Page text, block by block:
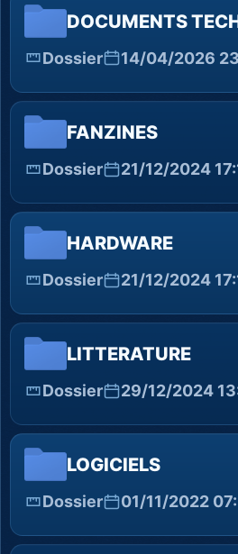
DOCUMENTS
Dossier 14/04/2026
FANZINES
Dossier 21/12/2024
HARDWARE
Dossier 21/12/2024
LITTERATURE
Dossier 29/12/2024
LOGICIELS
Dossier 01/11/2022